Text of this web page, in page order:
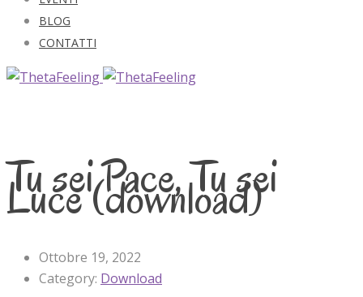
BLOG
CONTATTI
Tu sei Pace, Tu sei
Luce (download)
Ottobre 19, 2022
Category: Download